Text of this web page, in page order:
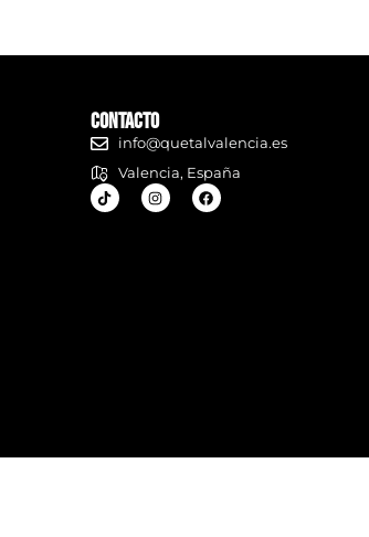
Contacto
info@quetalvalencia.es
Valencia, España